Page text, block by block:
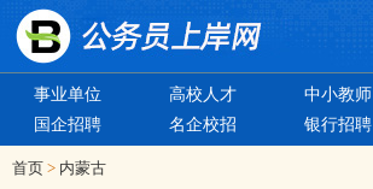
事业单位 高校人才 中小教师
国企招聘
名企校招 银行招聘
首页 > 内蒙古